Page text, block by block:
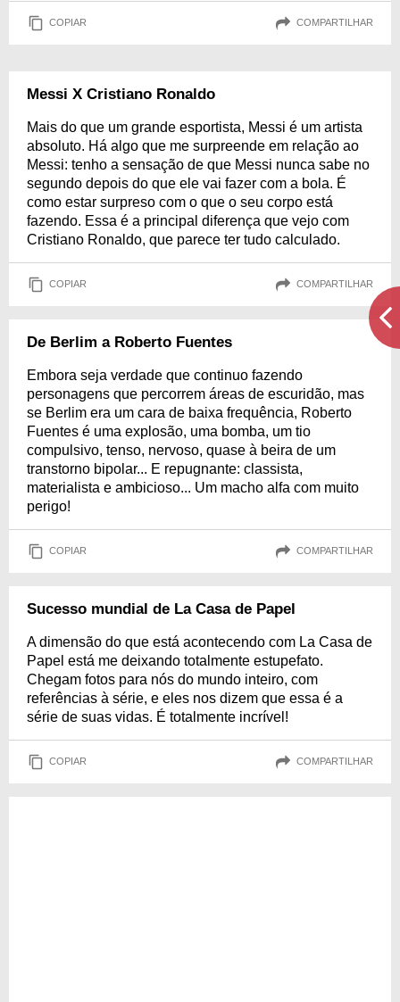
COPIAR COMPARTILHAR
Messi X Cristiano Ronaldo
Mais do que um grande esportista, Messi é um artista
absoluto. Há algo que me surpreende em relação ao
Messi: tenho a sensação de que Messi nunca sabe no
segundo depois do que ele vai fazer com a bola. É
como estar surpreso com o que o seu corpo está
fazendo. Essa é a principal diferença que vejo com
Cristiano Ronaldo, que parece ter tudo calculado.
COPIAR COMPARTILHAR
De Berlim a Roberto Fuentes
Embora seja verdade que continuo fazendo
personagens que percorrem áreas de escuridão, mas
se Berlim era um cara de baixa frequência, Roberto
Fuentes é uma explosão, uma bomba, um tio
compulsivo, tenso, nervoso, quase à beira de um
transtorno bipolar... E repugnante: classista,
materialista e ambicioso... Um macho alfa com muito
perigo!
COPIAR COMPARTILHAR
Sucesso mundial de La Casa de Papel
A dimensão do que está acontecendo com La Casa de
Papel está me deixando totalmente estupefato.
Chegam fotos para nós do mundo inteiro, com
referências à série, e eles nos dizem que essa é a
série de suas vidas. É totalmente incrível!
COPIAR COMPARTILHAR